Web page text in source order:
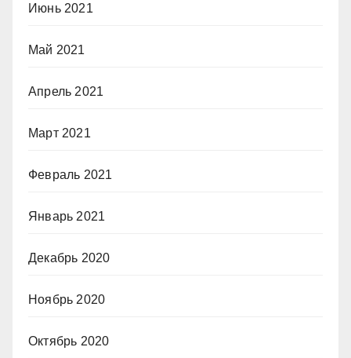
Июнь 2021
Май 2021
Апрель 2021
Март 2021
Февраль 2021
Январь 2021
Декабрь 2020
Ноябрь 2020
Октябрь 2020